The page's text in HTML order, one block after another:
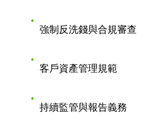
強制反洗錢與合規審查
客戶資產管理規範
持續監管與報告義務